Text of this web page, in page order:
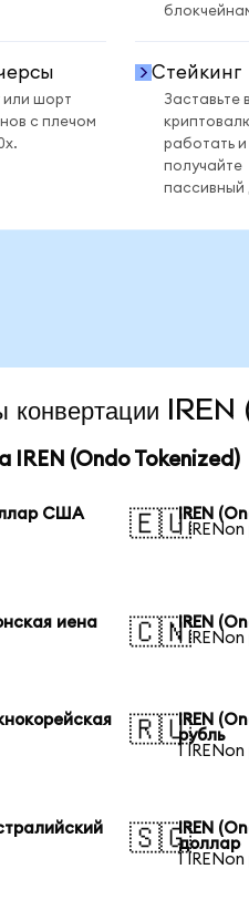
или шорт
с плечом
Стейкинг
Заставьте
работать и
получайте
пассивный
конвертации
IREN (Ondo Tokenized)
США
🇪🇺IREN
1
иена
🇨🇳IREN
1
🇷🇺IREN
рубль
1
🇸🇬IREN
доллар
1